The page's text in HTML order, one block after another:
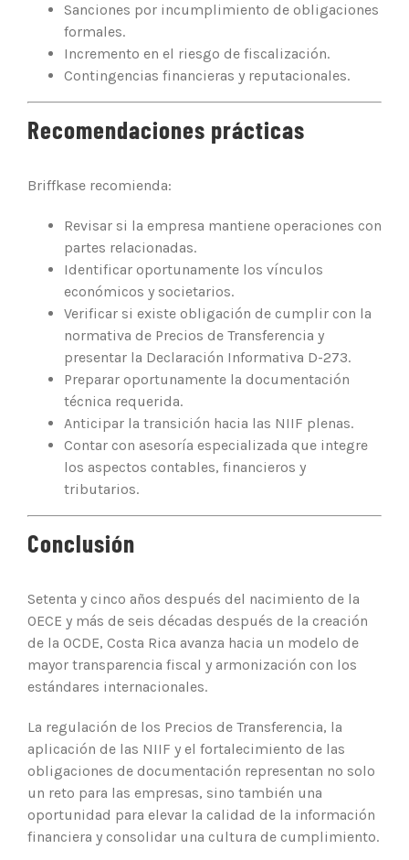
Sanciones por incumplimiento de obligaciones
formales.
Incremento en el riesgo de fiscalización.
Contingencias financieras y reputacionales.
Recomendaciones prácticas
Briffkase recomienda:
Revisar si la empresa mantiene operaciones con
partes relacionadas.
Identificar oportunamente los vínculos
económicos y societarios.
Verificar si existe obligación de cumplir con la
normativa de Precios de Transferencia y
presentar la Declaración Informativa D-273.
Preparar oportunamente la documentación
técnica requerida.
Anticipar la transición hacia las NIIF plenas.
Contar con asesoría especializada que integre
los aspectos contables, financieros y
tributarios.
Conclusión
Setenta y cinco años después del nacimiento de la
OECE y más de seis décadas después de la creación
de la OCDE, Costa Rica avanza hacia un modelo de
mayor transparencia fiscal y armonización con los
estándares internacionales.
La regulación de los Precios de Transferencia, la
aplicación de las NIIF y el fortalecimiento de las
obligaciones de documentación representan no solo
un reto para las empresas, sino también una
oportunidad para elevar la calidad de la información
financiera y consolidar una cultura de cumplimiento.